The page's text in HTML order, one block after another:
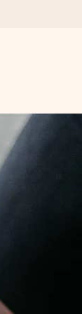
quand
où nous
Sans